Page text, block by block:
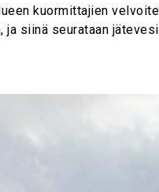
kuormittajien
ja siinä seurataan